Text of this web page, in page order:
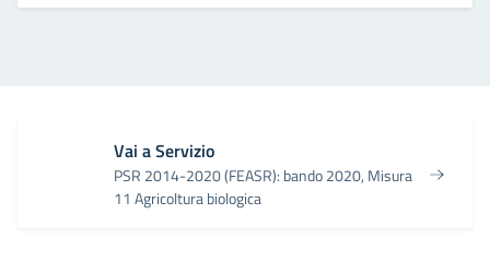
Vai a Servizio
PSR 2014-2020 (FEASR): bando 2020, Misura
11 Agricoltura biologica